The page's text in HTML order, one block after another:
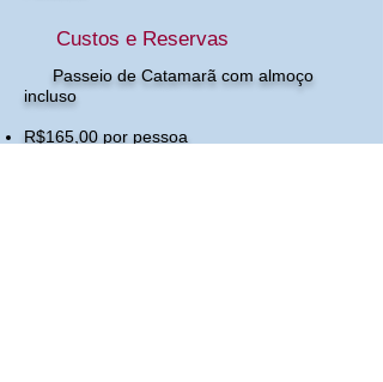
Custos e Reservas
Passeio de Catamarã com almoço
incluso
R$165,00 por pessoa